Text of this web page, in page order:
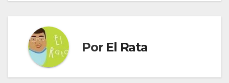
Por El Rata